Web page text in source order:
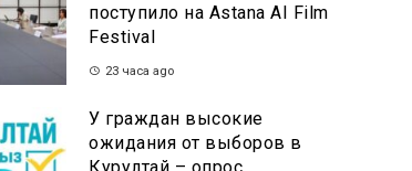
поступило на Astana AI Film
Festival
23 часа ago
У граждан высокие
ожидания от выборов в